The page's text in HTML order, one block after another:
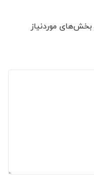
بخش‌های موردنیاز